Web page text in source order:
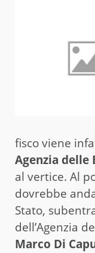
fisco viene
Agenzia delle
al vertice. Al
dovrebbe
Stato,
dell’Agenzia
Marco Di